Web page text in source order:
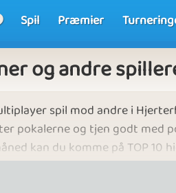
Spil Præmier
og andre
spil mod andre i
pokalerne og tjen godt med
kan du komme på TOP 10
på den eftertragtede Hall